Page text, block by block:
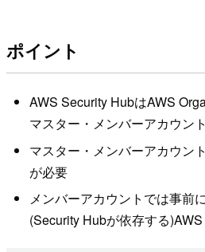
ポイント
AWS Security HubはAWS
マスター・メンバーアカウン
マスター・メンバーアカウン
が必要
メンバーアカウントでは事前
(Security Hubが依存する